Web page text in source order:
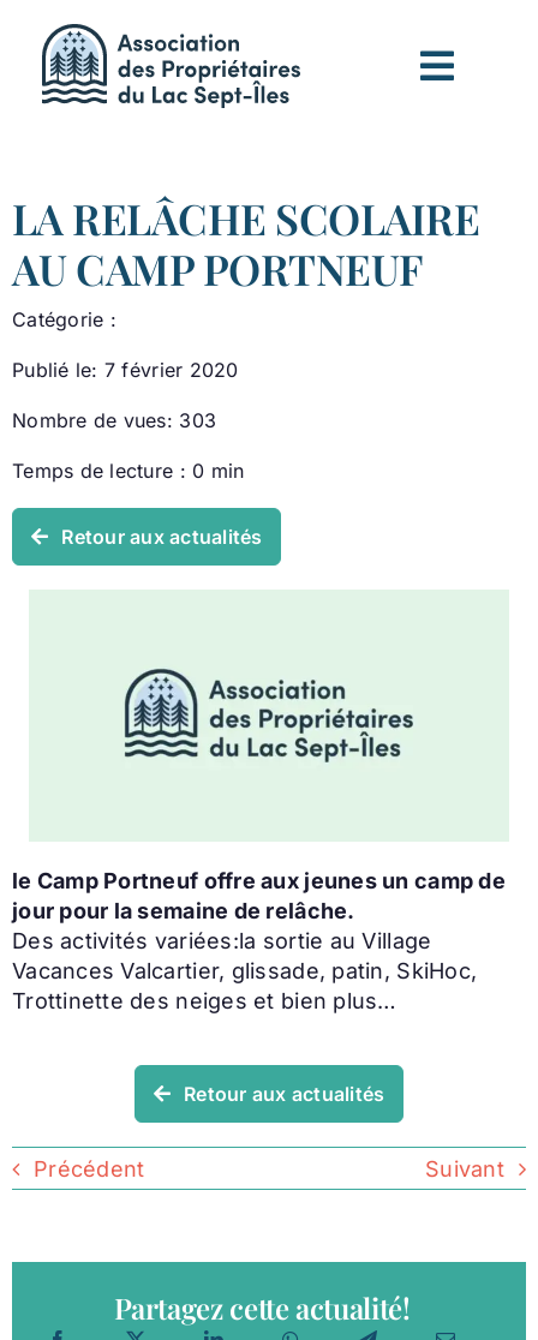
contenu
LA RELÂCHE SCOLAIRE
AU CAMP PORTNEUF
Catégorie :
Publié le: 7 février 2020
Nombre de vues: 303
Temps de lecture : 0 min
Retour aux actualités
le Camp Portneuf offre aux jeunes un camp de
jour pour la semaine de relâche.
Des activités variées:la sortie au Village
Vacances Valcartier, glissade, patin, SkiHoc,
Trottinette des neiges et bien plus…
Retour aux actualités
Précédent Suivant
Partagez cette actualité!